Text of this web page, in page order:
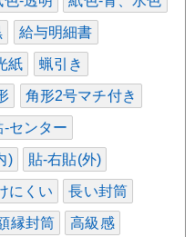
給与明細書
紙 蝋引き
角形2号マチ付き
-センター
) 貼-右貼(外)
にくい 長い封筒
縁封筒 高級感